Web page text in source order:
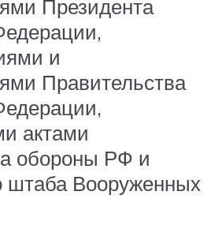
Президента
и
Правительства
актами
обороны РФ и
штаба Вооруженных